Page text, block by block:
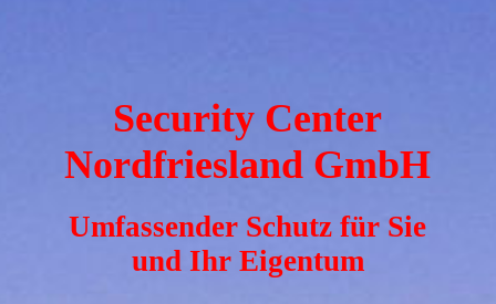
Security Center
Nordfriesland GmbH
Umfassender Schutz für Sie
und Ihr Eigentum